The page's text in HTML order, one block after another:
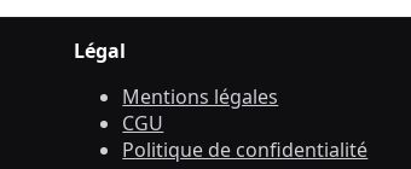
Légal
Mentions légales
CGU
Politique de confidentialité